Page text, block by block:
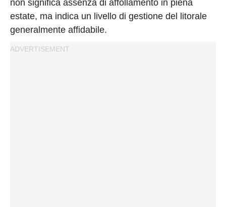
non significa assenza di affollamento in piena
estate, ma indica un livello di gestione del litorale
generalmente affidabile.